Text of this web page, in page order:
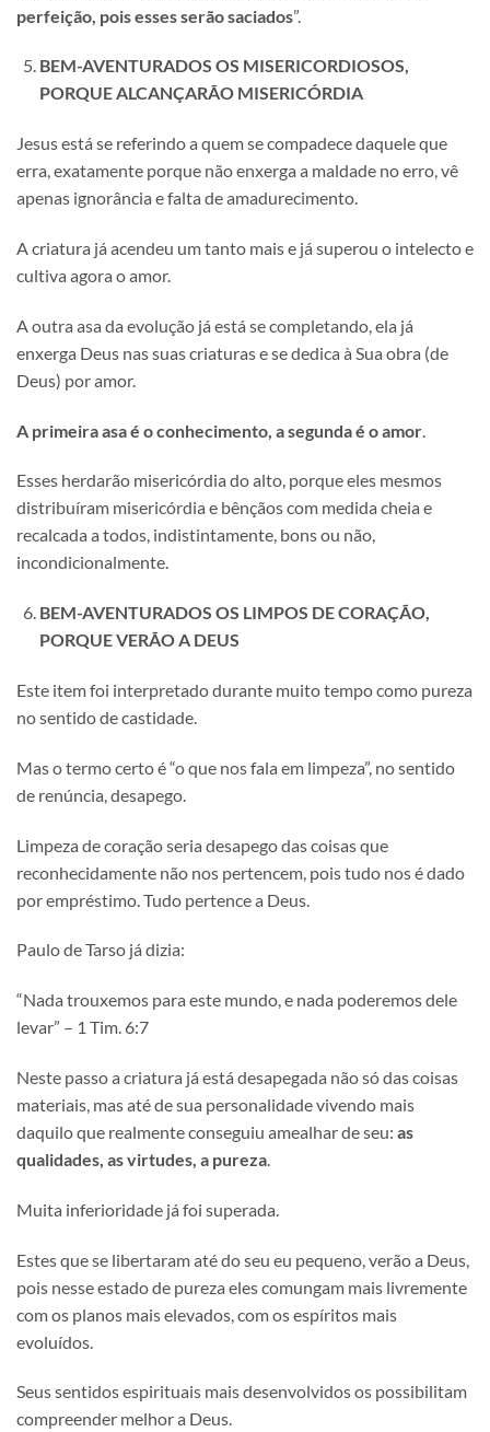
perfeição, pois esses serão saciados”.
BEM-AVENTURADOS OS MISERICORDIOSOS,
PORQUE ALCANÇARÃO MISERICÓRDIA
Jesus está se referindo a quem se compadece daquele que
erra, exatamente porque não enxerga a maldade no erro, vê
apenas ignorância e falta de amadurecimento.
A criatura já acendeu um tanto mais e já superou o intelecto e
cultiva agora o amor.
A outra asa da evolução já está se completando, ela já
enxerga Deus nas suas criaturas e se dedica à Sua obra (de
Deus) por amor.
A primeira asa é o conhecimento, a segunda é o amor
Esses herdarão misericórdia do alto, porque eles mesmos
distribuíram misericórdia e bênçãos com medida cheia e
recalcada a todos, indistintamente, bons ou não,
incondicionalmente.
BEM-AVENTURADOS OS LIMPOS DE CORAÇÃO,
PORQUE VERÃO A DEUS
Este item foi interpretado durante muito tempo como pureza
no sentido de castidade.
Mas o termo certo é “o que nos fala em limpeza”, no sentido
de renúncia, desapego.
Limpeza de coração seria desapego das coisas que
reconhecidamente não nos pertencem, pois tudo nos é dado
por empréstimo. Tudo pertence a Deus.
Paulo de Tarso já dizia:
“Nada trouxemos para este mundo, e nada poderemos dele
levar” – 1 Tim. 6:7
Neste passo a criatura já está desapegada não só das coisas
materiais, mas até de sua personalidade vivendo mais
daquilo que realmente conseguiu amealhar de seu: as
qualidades, as virtudes, a pureza.
Muita inferioridade já foi superada.
Estes que se libertaram até do seu eu pequeno, verão a Deus,
pois nesse estado de pureza eles comungam mais livremente
com os planos mais elevados, com os espíritos mais
evoluídos.
Seus sentidos espirituais mais desenvolvidos os possibilitam
compreender melhor a Deus.